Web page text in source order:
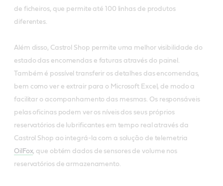
de ficheiros, que permite até 100 linhas de produtos
diferentes.
Além disso, Castrol Shop permite uma melhor visibilidade do
estado das encomendas e faturas através do painel.
Também é possível transferir os detalhes das encomendas,
bem como ver e extrair para o Microsoft Excel, de modo a
facilitar o acompanhamento das mesmas. Os responsáveis
pelas oficinas podem ver os níveis dos seus próprios
reservatórios de lubrificantes em tempo real através da
Castrol Shop ao integrá-la com a solução de telemetria
OilFox, que obtém dados de sensores de volume nos
reservatórios de armazenamento.